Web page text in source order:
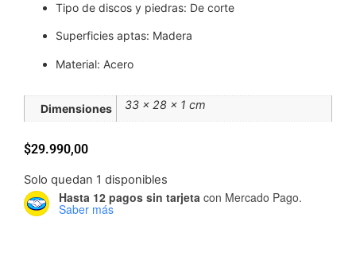
Tipo de discos y piedras: De corte
Superficies aptas: Madera
Material: Acero
Dimensiones 33 × 28 × 1 cm
$29.990,00
Solo quedan 1 disponibles
Hasta 12 pagos sin tarjeta con Mercado Pago.
Saber más